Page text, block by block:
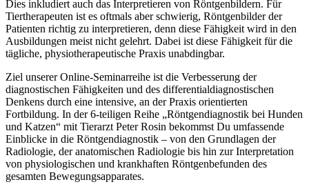
Dies inkludiert auch das Interpretieren von Röntgenbildern. Für
Tiertherapeuten ist es oftmals aber schwierig, Röntgenbilder der
Patienten richtig zu interpretieren, denn diese Fähigkeit wird in den
Ausbildungen meist nicht gelehrt. Dabei ist diese Fähigkeit für die
tägliche, physiotherapeutische Praxis unabdingbar.
Ziel unserer Online-Seminarreihe ist die Verbesserung der
diagnostischen Fähigkeiten und des differentialdiagnostischen
Denkens durch eine intensive, an der Praxis orientierten
Fortbildung. In der 6-teiligen Reihe „Röntgendiagnostik bei Hunden
und Katzen“ mit Tierarzt Peter Rosin bekommst Du umfassende
Einblicke in die Röntgendiagnostik – von den Grundlagen der
Radiologie, der anatomischen Radiologie bis hin zur Interpretation
von physiologischen und krankhaften Röntgenbefunden des
gesamten Bewegungsapparates.